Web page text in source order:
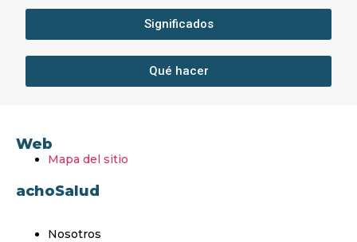
Significados
Qué hacer
Web
Mapa del sitio
achoSalud
Nosotros